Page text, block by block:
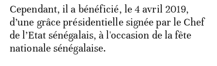
Cependant, il a bénéficié, le 4 avril 2019,
d’une grâce présidentielle signée par le Chef
de l’Etat sénégalais, à l'occasion de la fête
nationale sénégalaise.